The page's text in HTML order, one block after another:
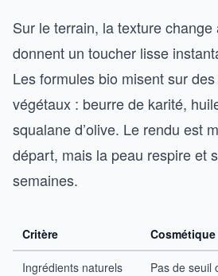
Sur le terrain, la texture
donnent un toucher lisse
Les formules bio misent sur
végétaux : beurre de karité,
squalane d’olive. Le rendu est
départ, mais la peau respire et
semaines.
Critère
Ingrédients naturels Pas de seuil